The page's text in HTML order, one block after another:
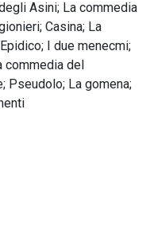
Asini; La commedia
Casina; La
I due menecmi;
commedia del
Pseudolo; La gomena;